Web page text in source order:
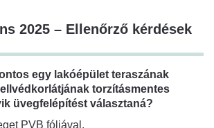
2025 – Ellenőrző kérdések
egy lakóépület teraszának
torzításmentes
üvegfelépítést választaná?
PVB fóliával.